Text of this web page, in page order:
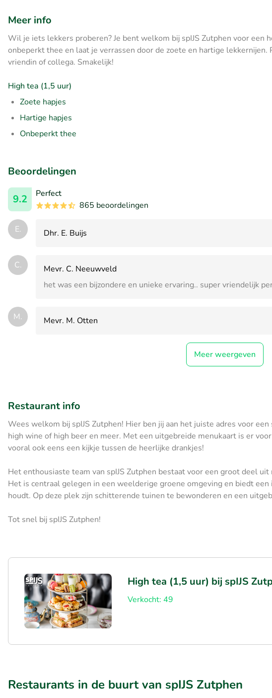
Meer info
Wil je iets lekkers proberen? Je bent welkom bij spIJS Zutphen voor een
onbeperkt thee en laat je verrassen door de zoete en hartige
vriendin of collega. Smakelijk!
High tea (1,5 uur)
Zoete hapjes
Hartige hapjes
Onbeperkt thee
Beoordelingen
9.2
Perfect
865 beoordelingen
E. Dhr. E. Buijs
C.
Mevr. C. Neeuwveld
het was een bijzondere en unieke ervaring.. super vriendelijk
M. Mevr. M. Otten
Meer weergeven
Restaurant info
Wees welkom bij spIJS Zutphen! Hier ben jij aan het juiste adres voor
high wine of high beer en meer. Met een uitgebreide menukaart is er
vooral ook eens een kijkje tussen de heerlijke drankjes!
Het enthousiaste team van spIJS Zutphen bestaat voor een groot deel
Het is centraal gelegen in een weelderige groene omgeving en biedt
houdt. Op deze plek zijn schitterende tuinen te bewonderen en een
Tot snel bij spIJS Zutphen!
High tea (1,5 uur) bij spIJS
Verkocht: 49
Restaurants in de buurt van spIJS Zutphen